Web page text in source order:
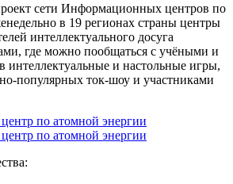
сети Информационных центров по
в 19 регионах страны центры
интеллектуального досуга
где можно пообщаться с учёными и
интеллектуальные и настольные игры,
популярных ток-шоу и участниками